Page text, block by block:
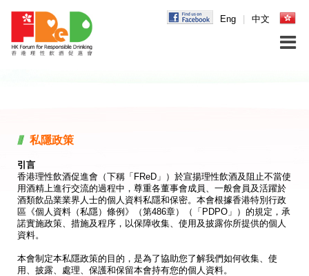
Eng 中文
私隱政策
引言
香港理性飲酒促進會（下稱「FReD」）於宣揚理性飲酒及阻止不當使
用酒精上進行交流的過程中，尊重各董事會成員、一般會員及活躍於
酒類飲品業業界人士的個人資料私隱和保密。本會根據香港特別行政
區《個人資料（私隱）條例》（第486章）（「PDPO」）的規定，承
諾實施政策、措施及程序，以保障收集、使用及披露你所提供的個人
資料。
本會制定本私隱政策的目的，是為了協助您了解我們如何收集、使
用、披露、處理、保護和保留本會持有您的個人資料。